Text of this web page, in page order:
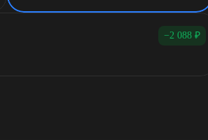
−2 088 ₽